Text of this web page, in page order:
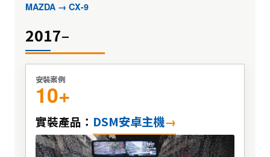
MAZDA → CX-9
2017–
安裝案例
10+
實裝產品： DSM安卓主機